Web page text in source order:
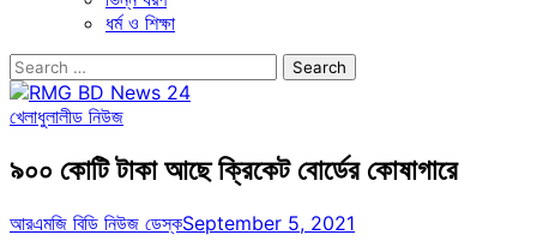
ধর্ম ও শিক্ষা
Search
for:
খেলাধুলালীড নিউজ
৯০০ কোটি টাকা আছে ক্রিকেট বোর্ডের কোষাগারে
আরএমজি বিডি নিউজ ডেস্কSeptember 5, 2021